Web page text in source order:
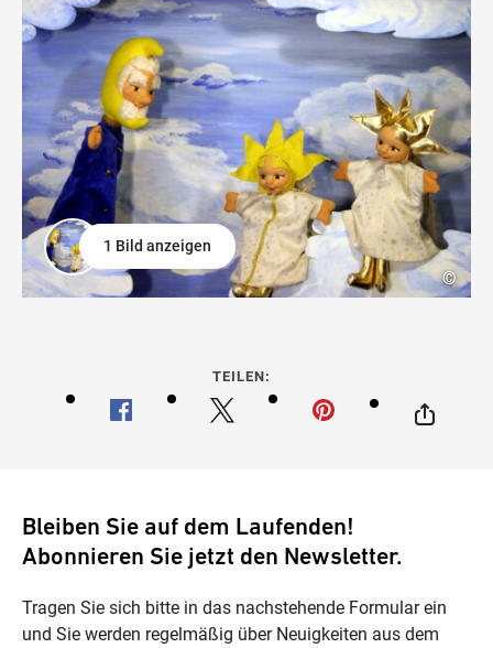
©
1 Bild anzeigen
TEILEN:
Bleiben Sie auf dem Laufenden!
Abonnieren Sie jetzt den Newsletter.
Tragen Sie sich bitte in das nachstehende Formular ein
und Sie werden regelmäßig über Neuigkeiten aus dem